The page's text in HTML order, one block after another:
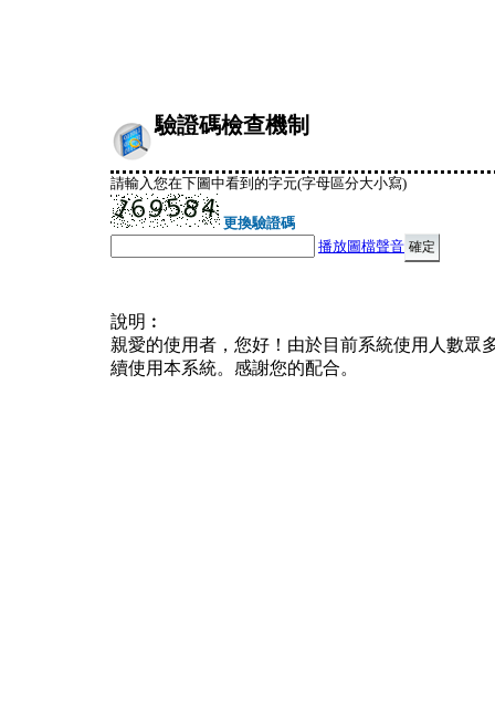
驗證碼檢查機制
請輸入您在下圖中看到的字元(字母區分大小寫)
更換驗證碼
播放圖檔聲音
說明︰
親愛的使用者，您好！由於目前系統使用人數眾
續使用本系統。感謝您的配合。